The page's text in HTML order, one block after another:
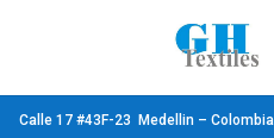
Calle 17 #43F-23 Medellin – Colombia